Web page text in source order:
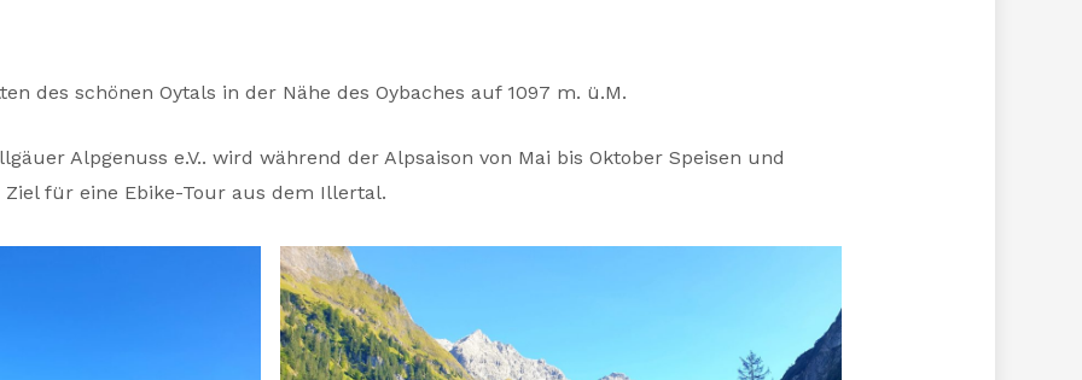
des schönen Oytals in der Nähe des Oybaches auf 1097 m. ü.M.
Alpgenuss e.V.. wird während der Alpsaison von Mai bis Oktober Speisen und
Ziel für eine Ebike-Tour aus dem Illertal.